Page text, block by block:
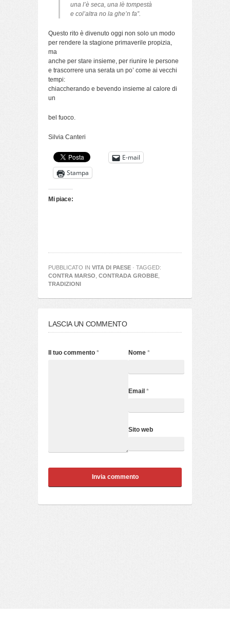
una l’è seca, una lè tompestà
e col’altra no la ghe’n fa”.
Questo rito è divenuto oggi non solo un modo
per rendere la stagione primaverile propizia,
ma
anche per stare insieme, per riunire le persone
e trascorrere una serata un po’ come ai vecchi
tempi:
chiaccherando e bevendo insieme al calore di
un
bel fuoco.
Silvia Canteri
E-mail
Stampa
Mi piace:
PUBBLICATO IN VITA DI PAESE · TAGGED:
CONTRA MARSO CONTRADA GROBBE
TRADIZIONI
LASCIA UN COMMENTO
Nome*
Email*
Sito web
Il tuo commento *